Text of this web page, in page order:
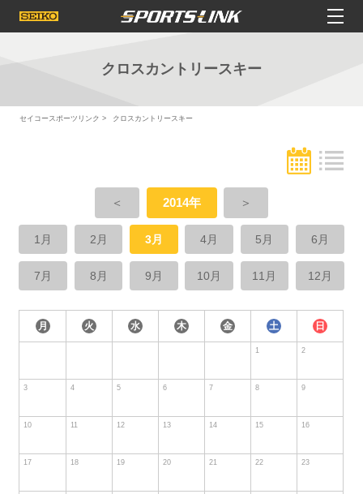
クロスカントリースキー
セイコースポーツリンク クロスカントリースキー
＜ 2014年 ＞
1月 2月 3月 4月 5月 6月
7月 8月 9月 10月 11月 12月
月 火 水 木 金 土 日
1 2
3 4 5 6 7 8 9
10 11 12 13 14 15 16
17 18 19 20 21 22 23